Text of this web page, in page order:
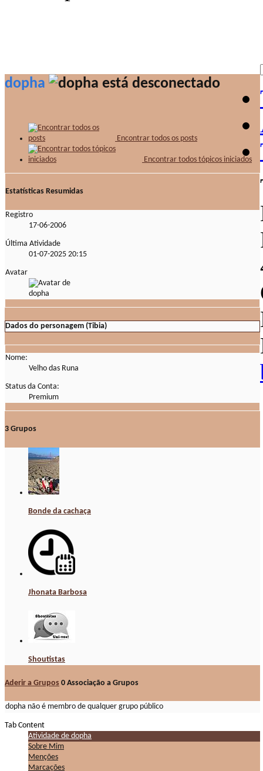
dopha
Encontrar todos os posts
Encontrar todos tópicos iniciados
Estatísticas Resumidas
Registro
17-06-2006
Última Atividade
01-07-2025 20:15
Avatar
Dados do personagem (Tibia)
Nome:
Velho das Runa
Status da Conta:
Premium
3 Grupos
Bonde da cachaça
Jhonata Barbosa
Shoutistas
Aderir a Grupos 0 Associação a Grupos
dopha não é membro de qualquer grupo público
Tab Content
Atividade de dopha
Sobre Mim
Menções
Marcações